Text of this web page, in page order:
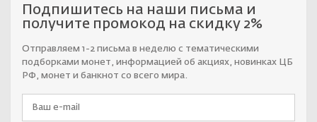
Подпишитесь на наши письма и
получите промокод на скидку 2%
Отправляем 1-2 письма в неделю с тематическими
подборками монет, информацией об акциях, новинках ЦБ
РФ, монет и банкнот со всего мира.